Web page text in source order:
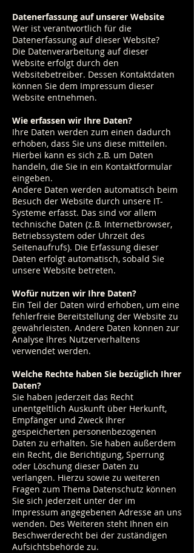
Datenerfassung auf unserer Website
Wer ist verantwortlich für die
Datenerfassung auf dieser Website?
Die Datenverarbeitung auf dieser
Website erfolgt durch den
Websitebetreiber. Dessen Kontaktdaten
können Sie dem Impressum dieser
Website entnehmen.
Wie erfassen wir Ihre Daten?
Ihre Daten werden zum einen dadurch
erhoben, dass Sie uns diese mitteilen.
Hierbei kann es sich z.B. um Daten
handeln, die Sie in ein Kontaktformular
eingeben.
Andere Daten werden automatisch beim
Besuch der Website durch unsere IT-
Systeme erfasst. Das sind vor allem
technische Daten (z.B. Internetbrowser,
Betriebssystem oder Uhrzeit des
Seitenaufrufs). Die Erfassung dieser
Daten erfolgt automatisch, sobald Sie
unsere Website betreten.
Wofür nutzen wir Ihre Daten?
Ein Teil der Daten wird erhoben, um eine
fehlerfreie Bereitstellung der Website zu
gewährleisten. Andere Daten können zur
Analyse Ihres Nutzerverhaltens
verwendet werden.
Welche Rechte haben Sie bezüglich Ihrer
Daten?
Sie haben jederzeit das Recht
unentgeltlich Auskunft über Herkunft,
Empfänger und Zweck Ihrer
gespeicherten personenbezogenen
Daten zu erhalten. Sie haben außerdem
ein Recht, die Berichtigung, Sperrung
oder Löschung dieser Daten zu
verlangen. Hierzu sowie zu weiteren
Fragen zum Thema Datenschutz können
Sie sich jederzeit unter der im
Impressum angegebenen Adresse an uns
wenden. Des Weiteren steht Ihnen ein
Beschwerderecht bei der zuständigen
Aufsichtsbehörde zu.